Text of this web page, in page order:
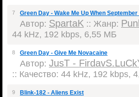
7 Green Day - Wake Me Up When September
Автор: SpartaK :: Жанр:
44 kHz, 192 kbps, 6,55 МБ
8 Green Day - Give Me Novacaine
Автор: JusT -
:: Качество: 44 kHz, 192 kbps,
9 Blink-182 - Aliens Exist